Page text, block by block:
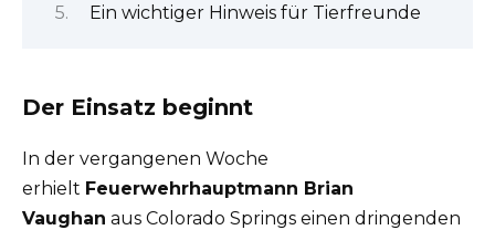
Ein wichtiger Hinweis für Tierfreunde
Der Einsatz beginnt
In der vergangenen Woche
erhielt Feuerwehrhauptmann Brian
Vaughan aus Colorado Springs einen dringenden